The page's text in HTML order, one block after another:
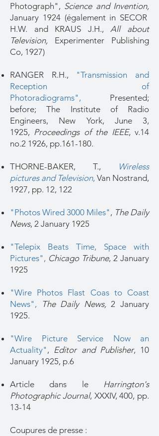
Photograph", Science and Invention,
January 1924 (également in SECOR
H.W. and KRAUS J.H.,All about
Television, Experimenter Publishing
Co, 1927)
RANGER R.H., "Transmission and
Reception of
Photoradiograms",
Presented;
before; The Institute of Radio
Engineers, New York, June 3,
1925, Proceedings of the IEEE, v.14
no.2 1926, pp.161-180.
THORNE-BAKER, T.,
Wireless
pictures and Television, Van Nostrand,
1927, pp. 12, 122
"Photos Wired 3000 Miles" , The Daily
News, 2 January 1925
"Telepix Beats Time, Space with
Pictures" , Chicago Tribune, 2 January
1925
"Wire Photos Flast Coas to Coast
News",
The Daily News,2 January
1925.
"Wire Picture Service Now an
Actuality" , Editor and Publisher, 10
January 1925, p.6
Article dans le Harrington's
Photographic Journal, XXXIV, 400, pp.
13-14
Coupures de presse :